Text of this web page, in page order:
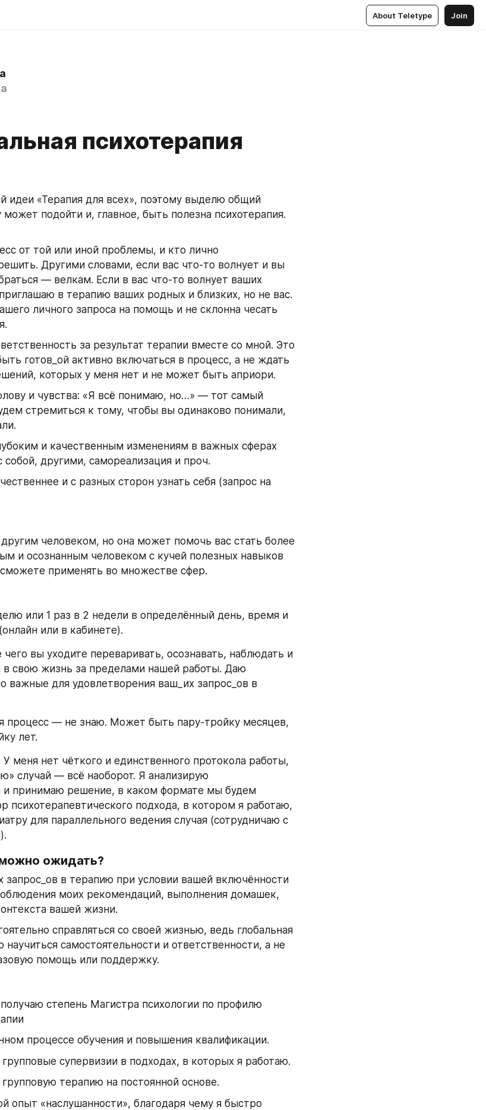
About Teletype Join
психотерапия
идеи «Терапия для всех», поэтому выделю общий
подойти и, главное, быть полезна психотерапия.
от той или иной проблемы, и кто лично
Другими словами, если вас что-то волнует и вы
— велкам. Если в вас что-то волнует ваших
в терапию ваших родных и близких, но не вас.
личного запроса на помощь и не склонна чесать
за результат терапии вместе со мной. Это
готов_ой активно включаться в процесс, а не ждать
которых у меня нет и не может быть априори.
и чувства: «Я всё понимаю, но…» — тот самый
стремиться к тому, чтобы вы одинаково понимали,
и качественным изменениям в важных сферах
собой, другими, самореализация и проч.
человеком, но она может помочь вас стать более
и осознанным человеком с кучей полезных навыков
применять во множестве сфер.
или 1 раз в 2 недели в определённый день, время и
или в кабинете).
вы уходите переваривать, осознавать, наблюдать и
в свою жизнь за пределами нашей работы. Даю
для удовлетворения ваш_их запрос_ов в
процесс — не знаю. Может быть пару-тройку месяцев,
лет.
У меня нет чёткого и единственного протокола работы,
случай — всё наоборот. Я анализирую
и принимаю решение, в каком формате мы будем
психотерапевтического подхода, в котором я работаю,
для параллельного ведения случая (сотрудничаю с
ожидать?
запрос_ов в терапию при условии вашей включённости
моих рекомендаций, выполнения домашек,
вашей жизни.
справляться со своей жизнью, ведь глобальная
самостоятельности и ответственности, а не
помощь или поддержку.
степень Магистра психологии по профилю
процессе обучения и повышения квалификации.
супервизии в подходах, в которых я работаю.
терапию на постоянной основе.
опыт «наслушанности», благодаря чему я быстро